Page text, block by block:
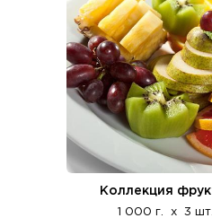
Коллекция
1 000 г. x 3 шт.